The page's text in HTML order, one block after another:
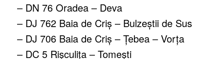
– DN 76 Oradea – Deva
– DJ 762 Baia de Criş – Bulzeştii de Sus
– DJ 706 Baia de Criş – Ţebea – Vorţa
– DC 5 Rişculiţa – Tomeşti